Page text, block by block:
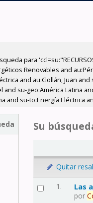
para
Renovables and
and au:Gollán, Juan
and su-geo:América Latina
and su-to:Energía Eléctrica
Su
Quitar
1. Las
por